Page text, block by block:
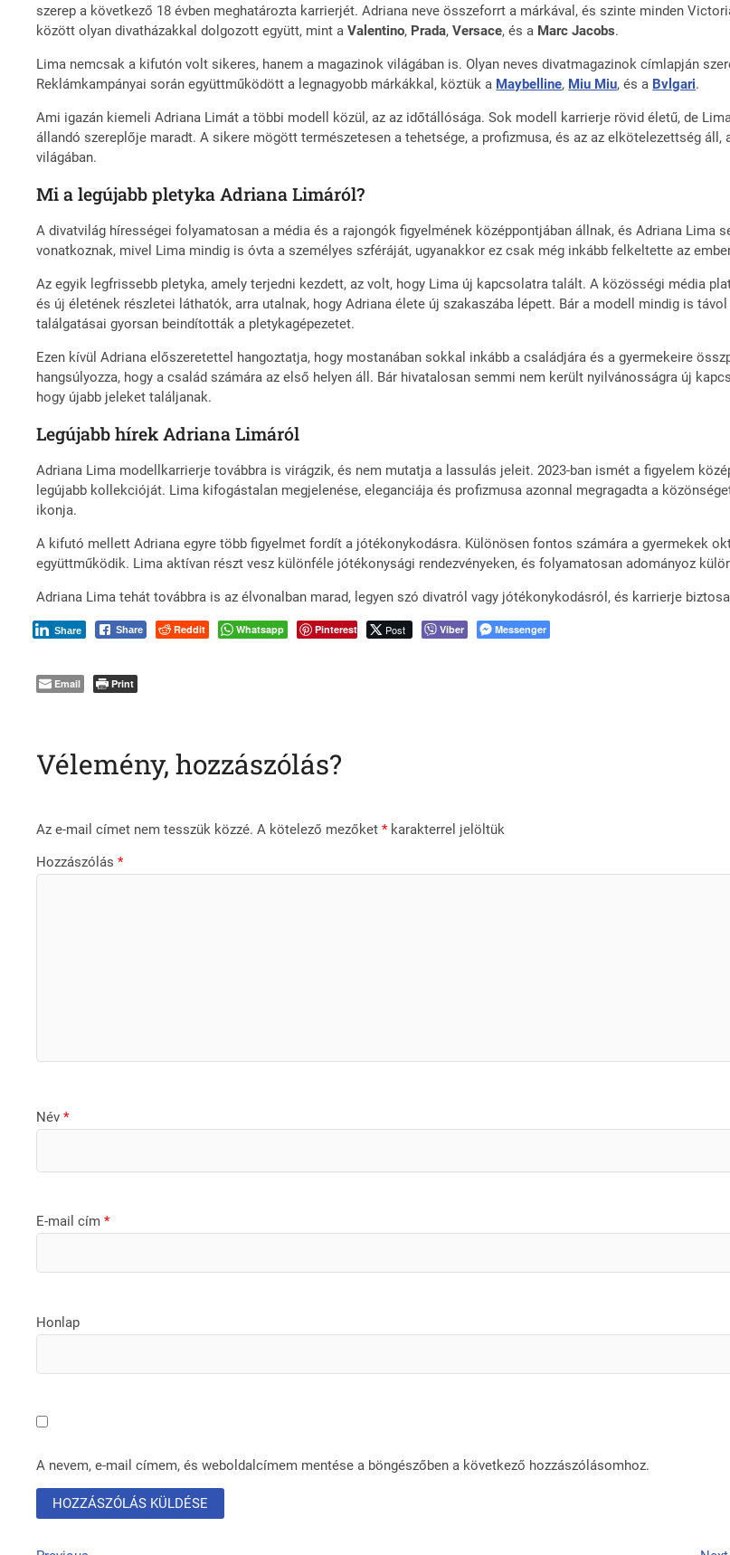
szerep a következő 18 évben meghatározta karrierjét. Adriana neve összeforrt a márkával, és szinte minden
között olyan divatházakkal dolgozott együtt, mint aValentino, Prada,Versace, és a Marc Jacobs.
Lima nemcsak a kifutón volt sikeres, hanem a magazinok világában is. Olyan neves divatmagazinok címlapján
Reklámkampányai során együttműködött a legnagyobb márkákkal, köztük a Maybelline, Miu Miu, és a Bvlgari.
Ami igazán kiemeli Adriana Limát a többi modell közül, az az időtállósága. Sok modell karrierje rövid életű, de
állandó szereplője maradt. A sikere mögött természetesen a tehetsége, a profizmusa, és az az elkötelezettség
világában.
Mi a legújabb pletyka Adriana Limáról?
A divatvilág hírességei folyamatosan a média és a rajongók figyelmének középpontjában állnak, és Adriana
vonatkoznak, mivel Lima mindig is óvta a személyes szféráját, ugyanakkor ez csak még inkább felkeltette az
Az egyik legfrissebb pletyka, amely terjedni kezdett, az volt, hogy Lima új kapcsolatra talált. A közösségi média
és új életének részletei láthatók, arra utalnak, hogy Adriana élete új szakaszába lépett. Bár a modell mindig is
találgatásai gyorsan beindították a pletykagépezetet.
Ezen kívül Adriana előszeretettel hangoztatja, hogy mostanában sokkal inkább a családjára és a gyermekeire
hangsúlyozza, hogy a család számára az első helyen áll. Bár hivatalosan semmi nem került nyilvánosságra új
hogy újabb jeleket találjanak.
Legújabb hírek Adriana Limáról
Adriana Lima modellkarrierje továbbra is virágzik, és nem mutatja a lassulás jeleit. 2023-ban ismét a figyelem
legújabb kollekcióját. Lima kifogástalan megjelenése, eleganciája és profizmusa azonnal megragadta a
ikonja.
A kifutó mellett Adriana egyre több figyelmet fordít a jótékonykodásra. Különösen fontos számára a gyermekek
együttműködik. Lima aktívan részt vesz különféle jótékonysági rendezvényeken, és folyamatosan adományoz
Adriana Lima tehát továbbra is az élvonalban marad, legyen szó divatról vagy jótékonykodásról, és karrierje
Share Reddit Whatsapp Pinterest Post Viber Messenger
Share
Email Print
Vélemény, hozzászólás?
Az e-mail címet nem tesszük közzé. A kötelező mezőket*karakterrel jelöltük
Hozzászólás*
Név*
E-mail cím*
Honlap
A nevem, e-mail címem, és weboldalcímem mentése a böngészőben a következő hozzászólásomhoz.